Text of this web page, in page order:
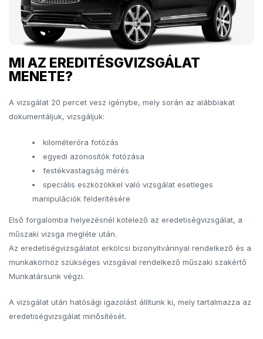
MI AZ EREDITÉSGVIZSGÁLAT
MENETE?
A vizsgálat 20 percet vesz igénybe, mely során az alábbiakat
dokumentáljuk, vizsgáljuk:
kilométeróra fotózás
egyedi azonosítók fotózása
festékvastagság mérés
speciális eszközökkel való vizsgálat esetleges
manipulációk felderítésére
Első forgalomba helyezésnél kötelező az eredetiségvizsgálat, a
műszaki vizsga megléte után.
Az eredetiségvizsgálatot erkölcsi bizonyítvánnyal rendelkező és a
munkakörhöz szükséges vizsgával rendelkező műszaki szakértő
Munkatársunk végzi.
A vizsgálat után hatósági igazolást állítunk ki, mely tartalmazza az
eredetiségvizsgálat minősítését.